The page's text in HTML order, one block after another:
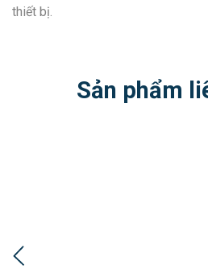
thiết bị.
Sản phẩm